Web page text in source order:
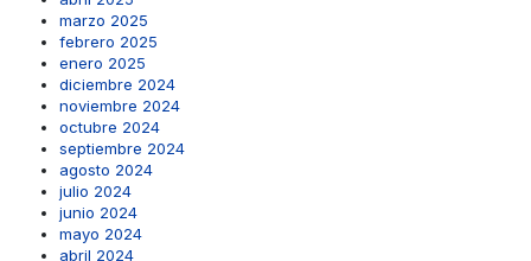
marzo 2025
febrero 2025
enero 2025
diciembre 2024
noviembre 2024
octubre 2024
septiembre 2024
agosto 2024
julio 2024
junio 2024
mayo 2024
abril 2024